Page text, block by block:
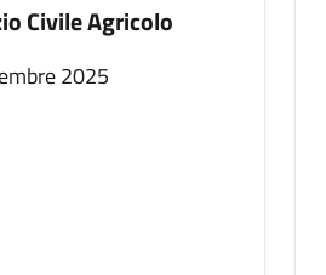
Civile Agricolo
2025